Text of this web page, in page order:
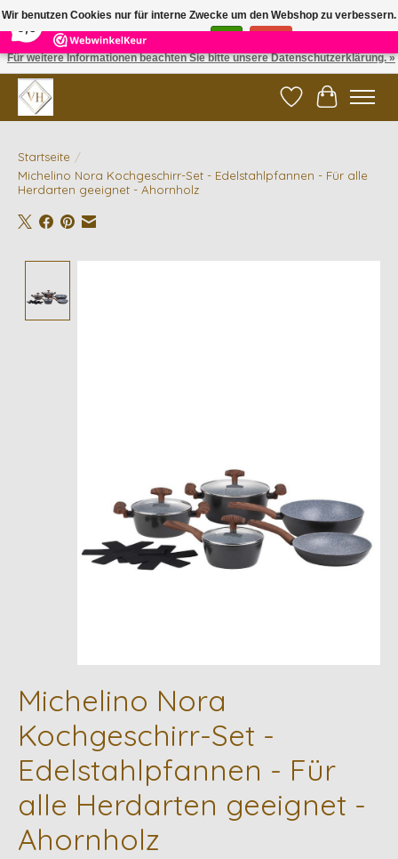
5 Reviews ×
✓ Gratis verzending vanaf €200 | ✓ 14 dagen retourneren
Wunschzettel
Ihr
Startseite /
Michelino Nora Kochgeschirr-Set - Edelstahlpfannen - Für alle
Herdarten geeignet - Ahornholz
Michelino Nora
Kochgeschirr-Set -
Edelstahlpfannen - Für
alle Herdarten geeignet -
Ahornholz
Wir benutzen Cookies nur für interne Zwecke um den Webshop zu verbessern.
Ist das in Ordnung?
Für weitere Informationen beachten Sie bitte unsere Datenschutzerklärung. »